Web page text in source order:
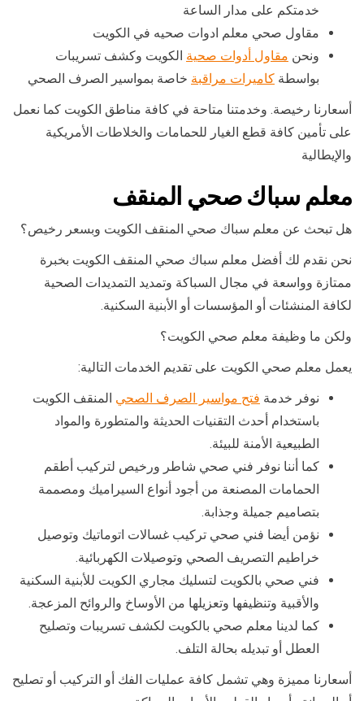
خدمتكم على مدار الساعة
مقاول صحي معلم ادوات صحيه في الكويت
ونحن مقاول أدوات صحية الكويت وكشف تسريبات
بواسطة كاميرات مراقبة خاصة بمواسير الصرف الصحي
أسعارنا رخيصة. وخدمتنا متاحة في كافة مناطق الكويت كما نعمل
على تأمين كافة قطع الغيار للحمامات والخلاطات الأمريكية
والإيطالية
معلم سباك صحي المنقف
هل تبحث عن معلم سباك صحي المنقف الكويت وبسعر رخيص؟
نحن نقدم لك أفضل معلم سباك صحي المنقف الكويت بخبرة
ممتازة وواسعة في مجال السباكة وتمديد التمديدات الصحية
لكافة المنشئات أو المؤسسات أو الأبنية السكنية.
ولكن ما وظيفة معلم صحي الكويت؟
يعمل معلم صحي الكويت على تقديم الخدمات التالية:
نوفر خدمة فتح مواسير الصرف الصحي المنقف الكويت
باستخدام أحدث التقنيات الحديثة والمتطورة والمواد
الطبيعية الأمنة للبيئة.
كما أننا نوفر فني صحي شاطر ورخيص لتركيب أطقم
الحمامات المصنعة من أجود أنواع السيراميك ومصممة
بتصاميم جميلة وجذابة.
نؤمن أيضا فني صحي تركيب غسالات اتوماتيك وتوصيل
خراطيم التصريف الصحي وتوصيلات الكهربائية.
فني صحي بالكويت لتسليك مجاري الكويت للأبنية السكنية
والأقبية وتنظيفها وتعزيلها من الأوساخ والروائح المزعجة.
كما لدينا معلم صحي بالكويت لكشف تسريبات وتصليح
العطل أو تبديله بحالة التلف.
أسعارنا مميزة وهي تشمل كافة عمليات الفك أو التركيب أو تصليح